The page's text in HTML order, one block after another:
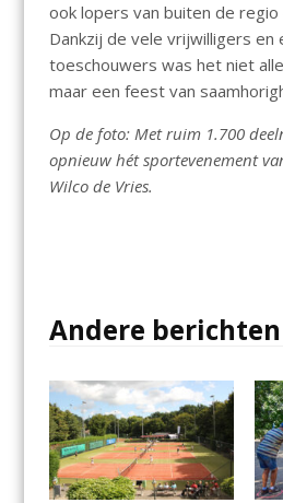
ook lopers van buiten de regio
Dankzij de vele vrijwilligers en
toeschouwers was het niet
maar een feest van
Op de foto: Met ruim 1.700
opnieuw hét sportevenement
Wilco de Vries.
Andere berichten